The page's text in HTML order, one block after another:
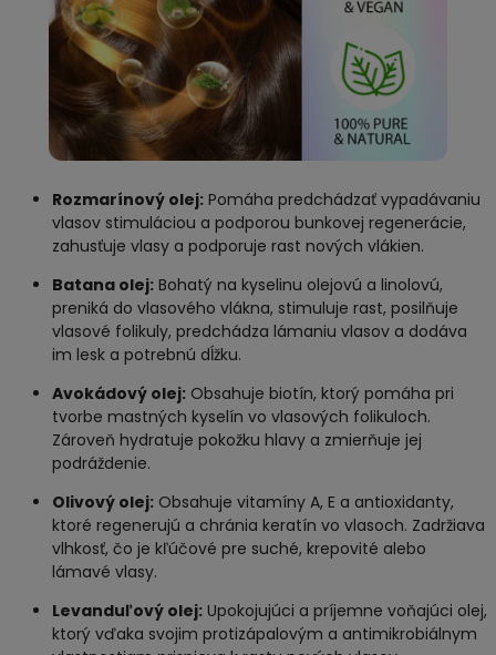
Rozmarínový olej: Pomáha predchádzať vypadávaniu
vlasov stimuláciou a podporou bunkovej regenerácie,
zahusťuje vlasy a podporuje rast nových vlákien.
Batana olej: Bohatý na kyselinu olejovú a linolovú,
preniká do vlasového vlákna, stimuluje rast, posilňuje
vlasové folikuly, predchádza lámaniu vlasov a dodáva
im lesk a potrebnú dĺžku.
Avokádový olej: Obsahuje biotín, ktorý pomáha pri
tvorbe mastných kyselín vo vlasových folikuloch.
Zároveň hydratuje pokožku hlavy a zmierňuje jej
podráždenie.
Olivový olej: Obsahuje vitamíny A, E a antioxidanty,
ktoré regenerujú a chránia keratín vo vlasoch. Zadržiava
vlhkosť, čo je kľúčové pre suché, krepovité alebo
lámavé vlasy.
Levanduľový olej: Upokojujúci a príjemne voňajúci olej,
ktorý vďaka svojim protizápalovým a antimikrobiálnym